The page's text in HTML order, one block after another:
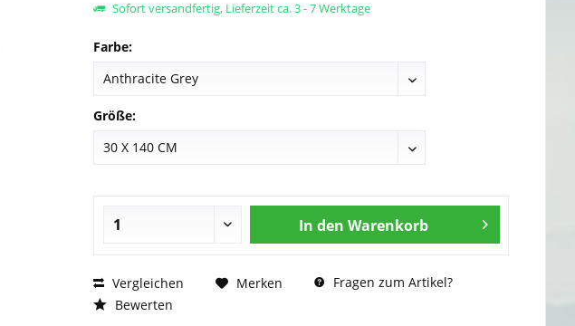
Sofort versandfertig, Lieferzeit ca. 3 - 7 Werktage
Farbe:
Größe:
In den Warenkorb
Vergleichen Merken
Fragen zum Artikel?
Bewerten